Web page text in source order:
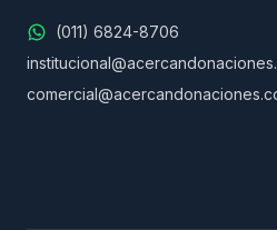
(011) 6824-8706